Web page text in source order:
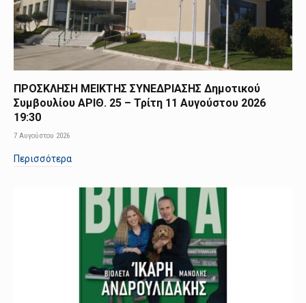
ΠΡΟΣΚΛΗΣΗ ΜΕΙΚΤΗΣ ΣΥΝΕΔΡΙΑΣΗΣ Δημοτικού
Συμβουλίου ΑΡΙΘ. 25 – Τρίτη 11 Αυγούστου 2026
19:30
7 Αυγούστου 2026
Περισσότερα